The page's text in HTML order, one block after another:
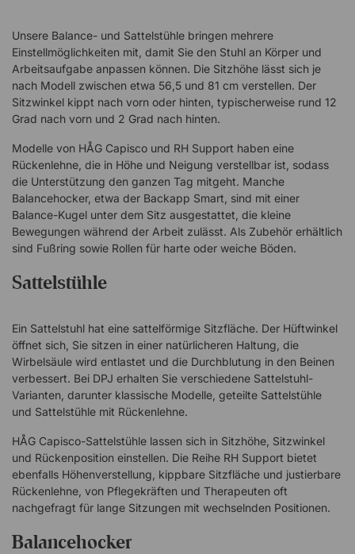
Unsere Balance- und Sattelstühle bringen mehrere
Einstellmöglichkeiten mit, damit Sie den Stuhl an Körper und
Arbeitsaufgabe anpassen können. Die Sitzhöhe lässt sich je
nach Modell zwischen etwa 56,5 und 81 cm verstellen. Der
Sitzwinkel kippt nach vorn oder hinten, typischerweise rund 12
Grad nach vorn und 2 Grad nach hinten.
Modelle von HÅG Capisco und RH Support haben eine
Rückenlehne, die in Höhe und Neigung verstellbar ist, sodass
die Unterstützung den ganzen Tag mitgeht. Manche
Balancehocker, etwa der Backapp Smart, sind mit einer
Balance-Kugel unter dem Sitz ausgestattet, die kleine
Bewegungen während der Arbeit zulässt. Als Zubehör erhältlich
sind Fußring sowie Rollen für harte oder weiche Böden.
Sattelstühle
Ein Sattelstuhl hat eine sattelförmige Sitzfläche. Der Hüftwinkel
öffnet sich, Sie sitzen in einer natürlicheren Haltung, die
Wirbelsäule wird entlastet und die Durchblutung in den Beinen
verbessert. Bei DPJ erhalten Sie verschiedene Sattelstuhl-
Varianten, darunter klassische Modelle, geteilte Sattelstühle
und Sattelstühle mit Rückenlehne.
HÅG Capisco-Sattelstühle lassen sich in Sitzhöhe, Sitzwinkel
und Rückenposition einstellen. Die Reihe RH Support bietet
ebenfalls Höhenverstellung, kippbare Sitzfläche und justierbare
Rückenlehne, von Pflegekräften und Therapeuten oft
nachgefragt für lange Sitzungen mit wechselnden Positionen.
Balancehocker